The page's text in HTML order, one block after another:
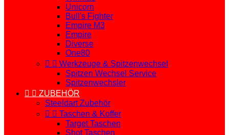
Unicorn
Bull's Fighter
Empire M3
Empire
Diverse
One80
  Werkzeuge & Spitzenwechsel
Spitzen Wechsel Service
Spitzenwechsler
  ZUBEHÖR
Steeldart Zubehör
  Taschen & Koffer
Target Taschen
Shot Taschen